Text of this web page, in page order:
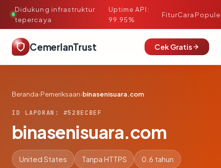
Didukung infrastruktur
tepercaya
·
Uptime API:
99.95%
FiturCara
CemerlanTrust Cek Gratis
Beranda›Pemeriksaan›binasenisuara.com
ID LAPORAN: #528ECBEF
binasenisuara.com
United States Tanpa HTTPS 0.6 tahun